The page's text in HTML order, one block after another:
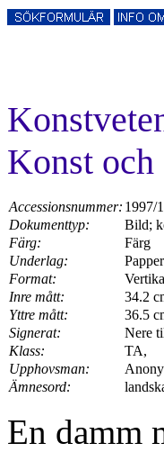
Konst
Accessionsnummer: 1997/
Dokumenttyp:
Bild;
Färg:
Färg
Underlag:
Papper
Format:
Inre mått:
34.2
Yttre mått:
36.5
Signerat:
Nere
Klass:
TA,
Upphovsman:
Ämnesord:
En damm